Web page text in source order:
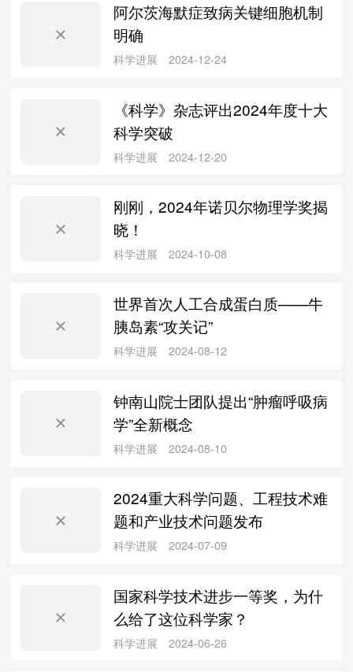
论文写作 2025-03-11
科学进展 2025-03-06
科研头条 2025-01-05
阿尔茨海默症致病关键细胞机制
明确
《科学》杂志评出2024年度十大
科学突破
刚刚，2024年诺贝尔物理学奖揭
晓！
世界首次人工合成蛋白质——牛
胰岛素“攻关记”
钟南山院士团队提出“肿瘤呼吸病
学”全新概念
2024重大科学问题、工程技术难
题和产业技术问题发布
国家科学技术进步一等奖，为什
么给了这位科学家？